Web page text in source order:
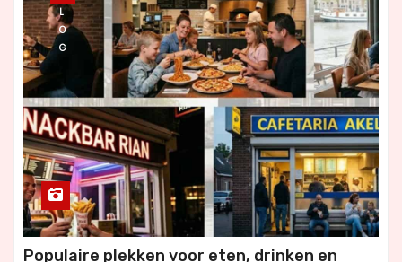
L
O
G
Populaire plekken voor eten, drinken en